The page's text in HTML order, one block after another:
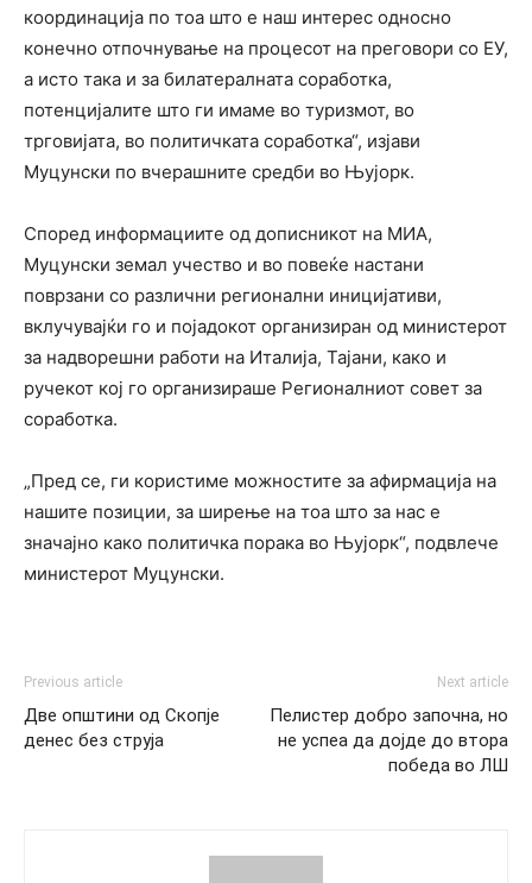
координација по тоа што е наш интерес односно
конечно отпочнување на процесот на преговори со ЕУ,
а исто така и за билатералната соработка,
потенцијалите што ги имаме во туризмот, во
трговијата, во политичката соработка“, изјави
Муцунски по вчерашните средби во Њујорк.
Според информациите од дописникот на МИА,
Муцунски земал учество и во повеќе настани
поврзани со различни регионални иницијативи,
вклучувајќи го и појадокот организиран од министерот
за надворешни работи на Италија, Тајани, како и
ручекот кој го организираше Регионалниот совет за
соработка.
„Пред се, ги користиме можностите за афирмација на
нашите позиции, за ширење на тоа што за нас е
значајно како политичка порака во Њујорк“, подвлече
министерот Муцунски.
Previous article
Две општини од Скопје
денес без струја
Next article
Пелистер добро започна, но
не успеа да дојде до втора
победа во ЛШ